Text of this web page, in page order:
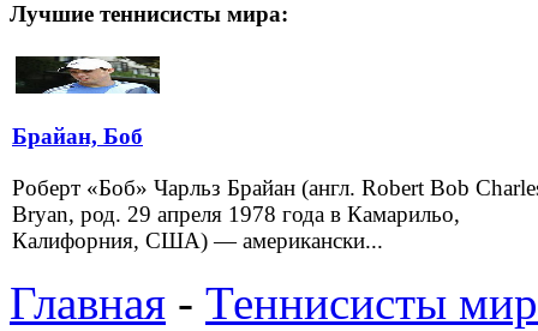
Лучшие теннисисты мира:
Брайан, Боб
Роберт «Боб» Чарльз Брайан (англ. Robert Bob
Bryan, род. 29 апреля 1978 года в Камарильо,
Калифорния, США) — американски...
Главная - Теннисисты